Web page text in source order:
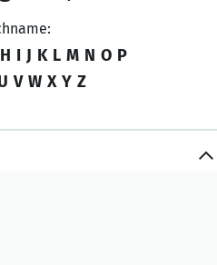
H I J K L M N O P
V W X Y Z